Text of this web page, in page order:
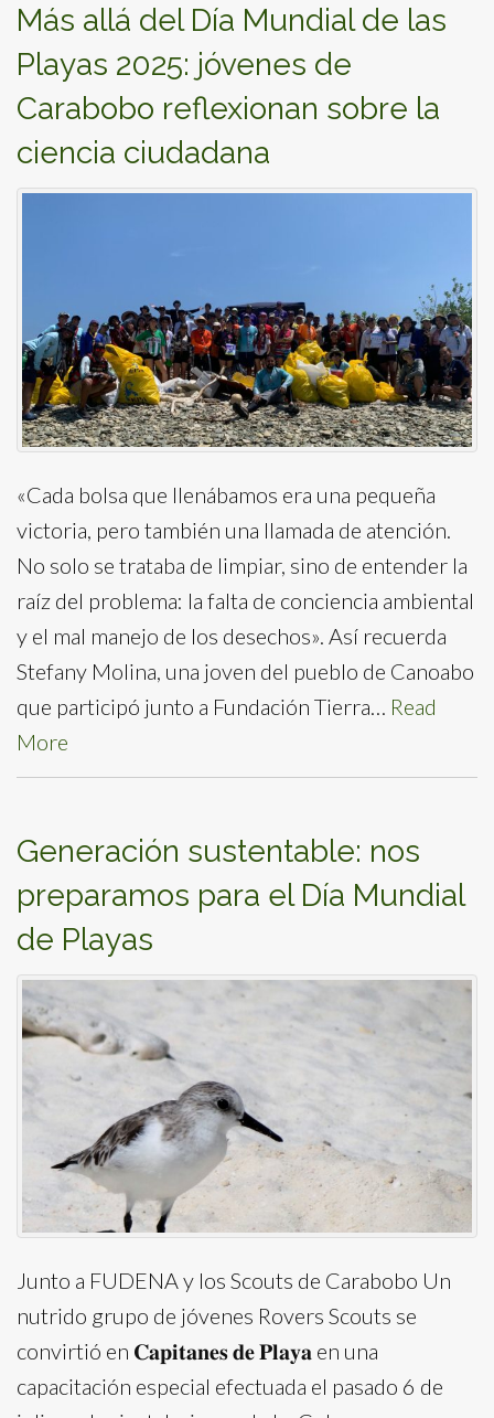
Más allá del Día Mundial de las
Playas 2025: jóvenes de
Carabobo reflexionan sobre la
ciencia ciudadana
«Cada bolsa que llenábamos era una pequeña
victoria, pero también una llamada de atención.
No solo se trataba de limpiar, sino de entender la
raíz del problema: la falta de conciencia ambiental
y el mal manejo de los desechos». Así recuerda
Stefany Molina, una joven del pueblo de Canoabo
que participó junto a Fundación Tierra… Read
More
Generación sustentable: nos
preparamos para el Día Mundial
de Playas
Junto a FUDENA y los Scouts de Carabobo Un
nutrido grupo de jóvenes Rovers Scouts se
convirtió en 𝐂𝐚𝐩𝐢𝐭𝐚𝐧𝐞𝐬 𝐝𝐞 𝐏𝐥𝐚𝐲𝐚 en una
capacitación especial efectuada el pasado 6 de